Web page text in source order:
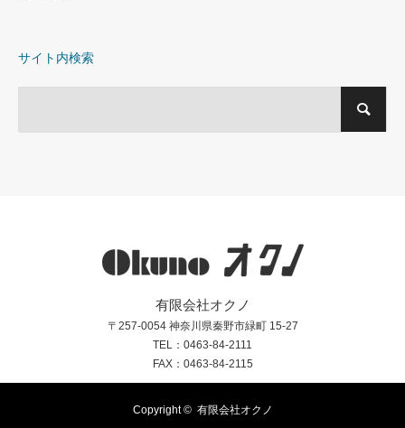
サイト内検索
有限会社オクノ
〒257-0054 神奈川県秦野市緑町 15-27
TEL：0463-84-2111
FAX：0463-84-2115
Copyright © 有限会社オクノ